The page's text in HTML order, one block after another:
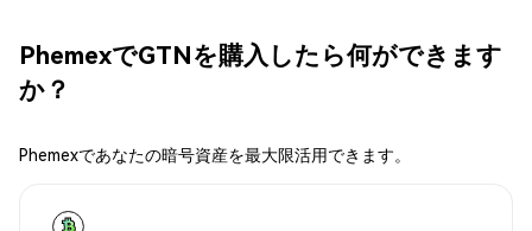
PhemexでGTNを購入したら何ができます
か？
Phemexであなたの暗号資産を最大限活用できます。